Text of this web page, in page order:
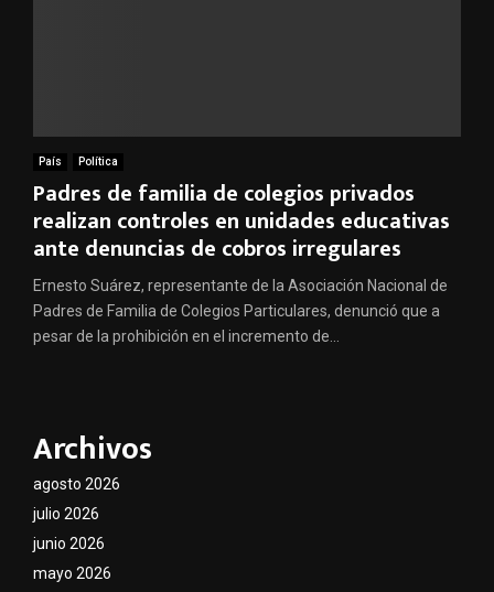
País Política
Padres de familia de colegios privados
realizan controles en unidades educativas
ante denuncias de cobros irregulares
Ernesto Suárez, representante de la Asociación Nacional de
Padres de Familia de Colegios Particulares, denunció que a
pesar de la prohibición en el incremento de...
Archivos
agosto 2026
julio 2026
junio 2026
mayo 2026